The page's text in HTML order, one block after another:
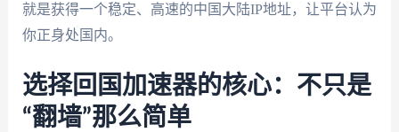
就是获得一个稳定、高速的中国大陆IP地址，让平台认为
你正身处国内。
选择回国加速器的核心：不只是
“翻墙”那么简单